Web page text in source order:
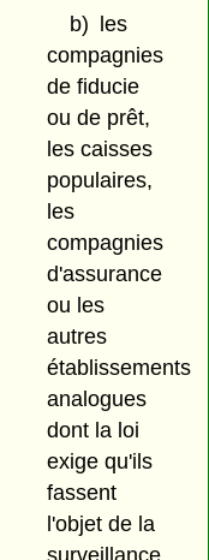
b) les
compagnies
de fiducie
ou de prêt,
les caisses
populaires,
les
compagnies
d'assurance
ou les
autres
établissements
analogues
dont la loi
exige qu'ils
fassent
l'objet de la
surveillance